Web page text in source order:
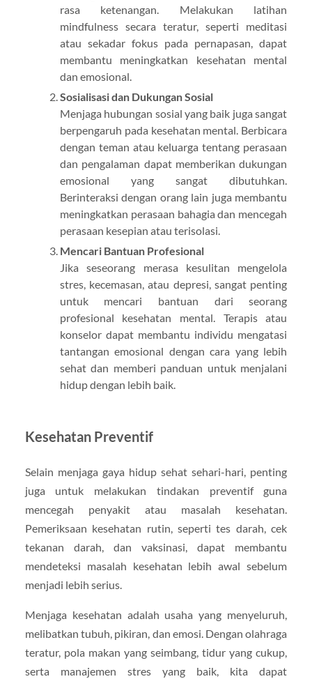
rasa ketenangan. Melakukan latihan
mindfulness secara teratur, seperti meditasi
atau sekadar fokus pada pernapasan, dapat
membantu meningkatkan kesehatan mental
dan emosional.
Sosialisasi dan Dukungan Sosial
Menjaga hubungan sosial yang baik juga sangat
berpengaruh pada kesehatan mental. Berbicara
dengan teman atau keluarga tentang perasaan
dan pengalaman dapat memberikan dukungan
emosional yang sangat dibutuhkan.
Berinteraksi dengan orang lain juga membantu
meningkatkan perasaan bahagia dan mencegah
perasaan kesepian atau terisolasi.
Mencari Bantuan Profesional
Jika seseorang merasa kesulitan mengelola
stres, kecemasan, atau depresi, sangat penting
untuk mencari bantuan dari seorang
profesional kesehatan mental. Terapis atau
konselor dapat membantu individu mengatasi
tantangan emosional dengan cara yang lebih
sehat dan memberi panduan untuk menjalani
hidup dengan lebih baik.
Kesehatan Preventif
Selain menjaga gaya hidup sehat sehari-hari, penting
juga untuk melakukan tindakan preventif guna
mencegah penyakit atau masalah kesehatan.
Pemeriksaan kesehatan rutin, seperti tes darah, cek
tekanan darah, dan vaksinasi, dapat membantu
mendeteksi masalah kesehatan lebih awal sebelum
menjadi lebih serius.
Menjaga kesehatan adalah usaha yang menyeluruh,
melibatkan tubuh, pikiran, dan emosi. Dengan olahraga
teratur, pola makan yang seimbang, tidur yang cukup,
serta manajemen stres yang baik, kita dapat